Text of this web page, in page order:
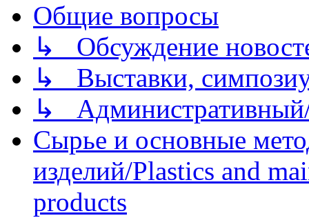
Общие вопросы
↳ Обсуждение
↳ Выставки,
↳
Сырье и основные
изделий/Plastics and
products